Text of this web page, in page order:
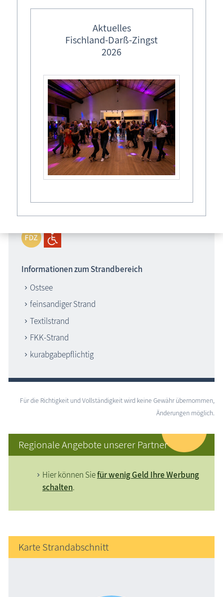
Strandübergang 27
Dierhagen
Ortsteil Neuhaus
Notruf Rettungsturm DLRG:
038 226 - 274
Informationen zum Strandbereich
Ostsee
feinsandiger Strand
Textilstrand
FKK-Strand
kurabgabepflichtig
Für die Richtigkeit und Vollständigkeit wird keine Gewähr übernommen,
Änderungen möglich.
Regionale Angebote unserer Partner
Hier können Siefür wenig Geld Ihre Werbung
schalten.
Karte Strandabschnitt
Aktuelles
Fischland-Darß-Zingst
2026